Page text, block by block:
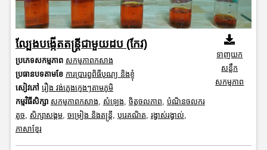
​ល្បែងបង្កើតតន្ត្រីជាមួយដប (កែវ)
ប្រភេទសកម្មភាព សកម្មភាពកសាង
ប្រធានបទតាមខែ ការប្រារព្ធពិធីបុណ្យ និងខ្ញុំ
សៀវភៅ រឿង វង់ភ្លេងក្មេងៗតាមភូមិ
កម្មវិធីសិក្សា សកម្មភាពកសាង សំឡេង ចិត្តចលភាព បំណិនចលករ
តូច
សិក្សាសង្គម, ចម្រៀង និងតន្ត្រី បុរេគណិត រង្វាស់រង្វាល់
ភាសាខ្មែរ
ទាញយក
សន្លឹក
សកម្មភាព